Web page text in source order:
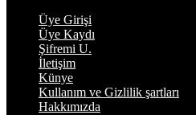
Üye Girişi
Üye Kaydı
Şifremi U.
İletişim
Künye
Kullanım ve Gizlilik şartları
Hakkımızda